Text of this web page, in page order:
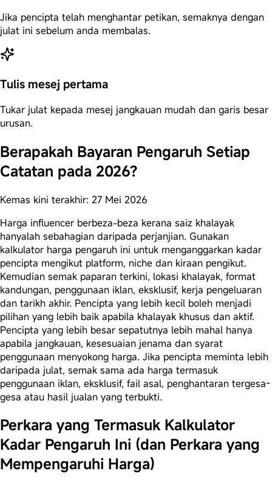
Jika pencipta telah menghantar petikan, semaknya dengan
julat ini sebelum anda membalas.
Tulis mesej pertama
Tukar julat kepada mesej jangkauan mudah dan garis besar
urusan.
Berapakah Bayaran Pengaruh Setiap
Catatan pada 2026?
Kemas kini terakhir: 27 Mei 2026
Harga influencer berbeza-beza kerana saiz khalayak
hanyalah sebahagian daripada perjanjian. Gunakan
kalkulator harga pengaruh ini untuk menganggarkan kadar
pencipta mengikut platform, niche dan kiraan pengikut.
Kemudian semak paparan terkini, lokasi khalayak, format
kandungan, penggunaan iklan, eksklusif, kerja pengeluaran
dan tarikh akhir. Pencipta yang lebih kecil boleh menjadi
pilihan yang lebih baik apabila khalayak khusus dan aktif.
Pencipta yang lebih besar sepatutnya lebih mahal hanya
apabila jangkauan, kesesuaian jenama dan syarat
penggunaan menyokong harga. Jika pencipta meminta lebih
daripada julat, semak sama ada harga termasuk
penggunaan iklan, eksklusif, fail asal, penghantaran tergesa-
gesa atau hasil jualan yang terbukti.
Perkara yang Termasuk Kalkulator
Kadar Pengaruh Ini (dan Perkara yang
Mempengaruhi Harga)